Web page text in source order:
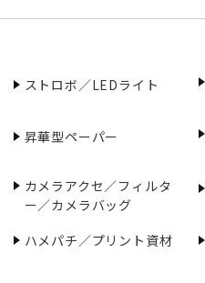
ストロボ／LEDライト
昇華型ペーパー
カメラアクセ／フィルタ
ー／カメラバッグ
ハメパチ／プリント資材